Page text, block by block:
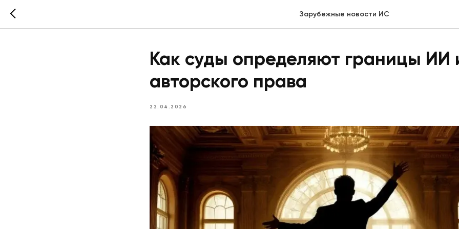
Зарубежные новости ИС
Как суды определяют границы ИИ
авторского права
22.04.2026